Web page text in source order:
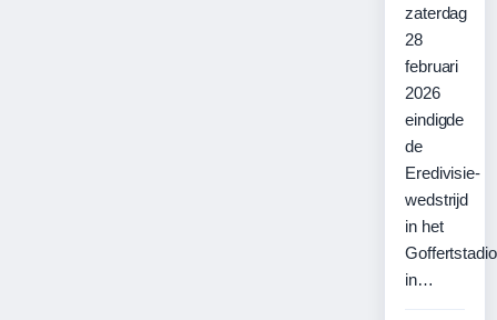
zaterdag
28
februari
2026
eindigde
de
Eredivisie-
wedstrijd
in het
in…